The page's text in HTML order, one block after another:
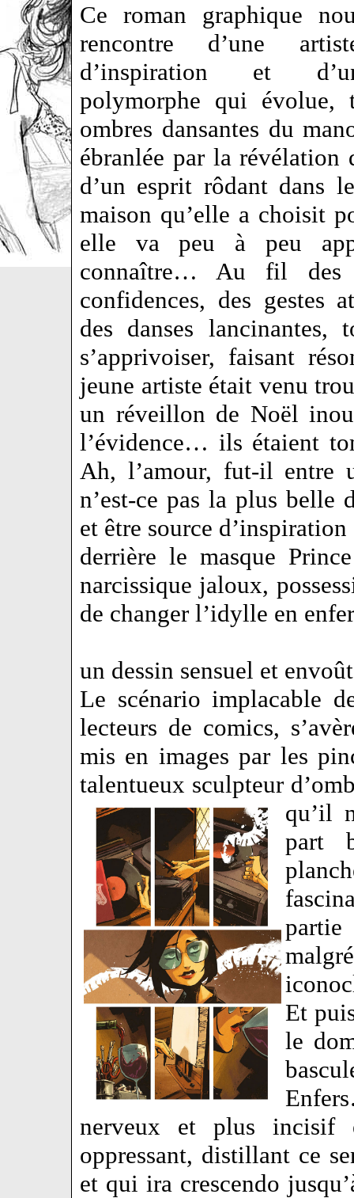
Ce roman graphique
rencontre d’une
d’inspiration et
polymorphe qui évolue,
ombres dansantes du
ébranlée par la révélation
d’un esprit rôdant dans
maison qu’elle a choisit
elle va peu à peu
connaître… Au fil des
confidences, des gestes
des danses
s’apprivoiser, faisant
jeune artiste était venu
un réveillon de Noël
l’évidence… ils étaient
Ah, l’amour, fut-il entre
n’est-ce pas la plus belle
et être source
derrière le masque
narcissique jaloux,
de changer l’idylle en
un dessin sensuel et
Le scénario implacable
lecteurs de comics,
mis en images par les
talentueux sculpteur
qu’il
part
partie
Et
le
nerveux et plus incisif
oppressant, distillant ce
et qui ira crescendo